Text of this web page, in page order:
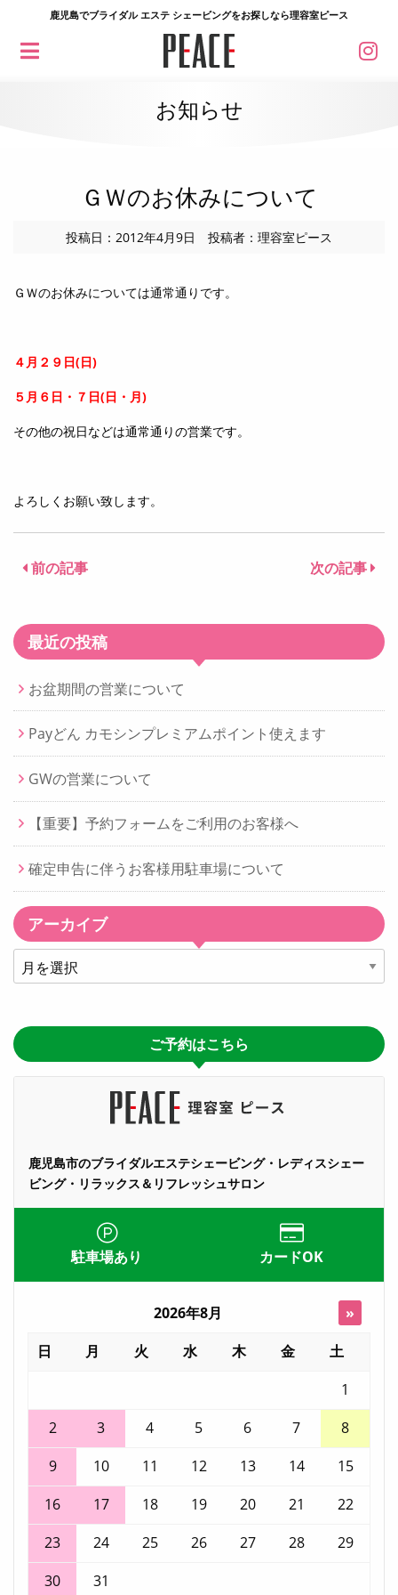
鹿児島でブライダル エステ シェービングをお探しなら理容室ピース
お知らせ
ＧＷのお休みについて
投稿日：2012年4月9日 投稿者：理容室ピース
ＧＷのお休みについては通常通りです。
４月２９日(日)
５月６日・７日(日・月)
その他の祝日などは通常通りの営業です。
よろしくお願い致します。
前の記事 次の記事
最近の投稿
お盆期間の営業について
Payどん カモシンプレミアムポイント使えます
GWの営業について
【重要】予約フォームをご利用のお客様へ
確定申告に伴うお客様用駐車場について
アーカイブ
ー
イ
ブ
ご予約はこちら
鹿児島市のブライダルエステシェービング・レディスシェー
ビング・リラックス＆リフレッシュサロン
駐車場あり カードOK
2026年8月
»
日
月 火 水 木 金
土
1
2
3 4 5 6 7
8
9
10 11 12 13 14
15
16
17 18 19 20 21
22
23
24 25 26 27 28
29
30
31